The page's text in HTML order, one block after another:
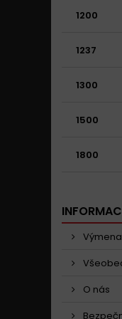
1200
1237
1300
1500
1800
O nás